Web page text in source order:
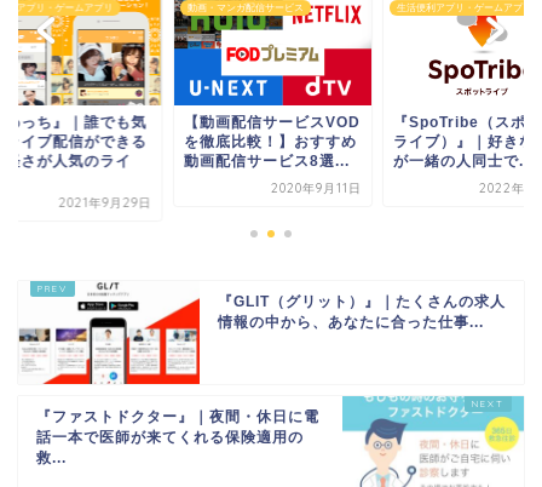
利アプリ・ゲームアプリ
わっち』｜誰でも気
ライブ配信ができる
軽さが人気のライ
2021年9月29日
動画・マンガ配信サービス
【動画配信サービスVOD
を徹底比較！】おすすめ
動画配信サービス8選...
2020年9月11日
生活便利アプリ・ゲームアプリ
『SpoTribe（スポ
ライブ）』｜好きな
が一緒の人同士で...
2022年3
『GLIT（グリット）』｜たくさんの求人
情報の中から、あなたに合った仕事...
『ファストドクター』｜夜間・休日に電
話一本で医師が来てくれる保険適用の
救...